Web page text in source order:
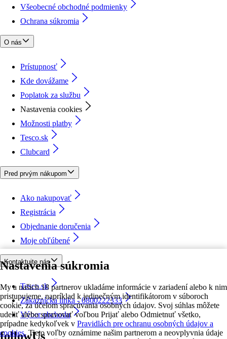
Nastavenia súkromia
My a našich 18 partnerov ukladáme informácie v zariadení alebo k nim
pristupujeme, napríklad k jedinečným identifikátorom v súboroch
cookie, za účelom spracúvania osobných údajov. Svoj súhlas môžete
udeliť alebo spravovať voľbou Prijať alebo Odmietnuť všetko,
prípadne kedykoľvek v Pravidlách pre ochranu osobných údajov a
cookies. Tieto voľby oznámime našim partnerom a neovplyvnia údaje
Všeobecné obchodné podmienky
Ochrana súkromia
O nás
Prístupnosť
Kde dovážame
Poplatok za službu
Nastavenia cookies
Možnosti platby
Tesco.sk
Clubcard
Pred prvým nákupom
Ako nakupovať
Registrácia
Objednanie doručenia
Moje obľúbené
Kontaktujte nás
Tesco.sk
Zákaznícka linka - 0800222333
Výber obchodu
followUs